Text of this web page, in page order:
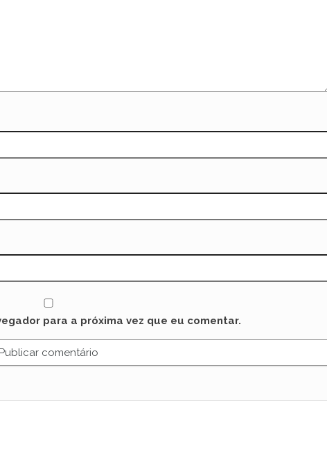
para a próxima vez que eu comentar.